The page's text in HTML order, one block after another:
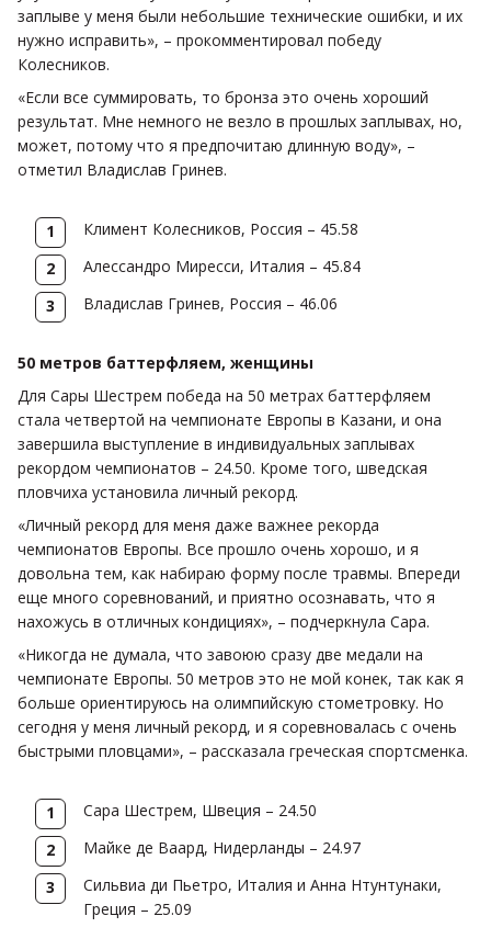
заплыве у меня были небольшие технические ошибки, и их
нужно исправить», – прокомментировал победу
Колесников.
«Если все суммировать, то бронза это очень хороший
результат. Мне немного не везло в прошлых заплывах, но,
может, потому что я предпочитаю длинную воду», –
отметил Владислав Гринев.
Климент Колесников, Россия – 45.58
Алессандро Миресси, Италия – 45.84
Владислав Гринев, Россия – 46.06
50 метров баттерфляем, женщины
Для Сары Шестрем победа на 50 метрах баттерфляем
стала четвертой на чемпионате Европы в Казани, и она
завершила выступление в индивидуальных заплывах
рекордом чемпионатов – 24.50. Кроме того, шведская
пловчиха установила личный рекорд.
«Личный рекорд для меня даже важнее рекорда
чемпионатов Европы. Все прошло очень хорошо, и я
довольна тем, как набираю форму после травмы. Впереди
еще много соревнований, и приятно осознавать, что я
нахожусь в отличных кондициях», – подчеркнула Сара.
«Никогда не думала, что завоюю сразу две медали на
чемпионате Европы. 50 метров это не мой конек, так как я
больше ориентируюсь на олимпийскую стометровку. Но
сегодня у меня личный рекорд, и я соревновалась с очень
быстрыми пловцами», – рассказала греческая спортсменка.
Сара Шестрем, Швеция – 24.50
Майке де Ваард, Нидерланды – 24.97
Сильвиа ди Пьетро, Италия и Анна Нтунтунаки,
Греция – 25.09